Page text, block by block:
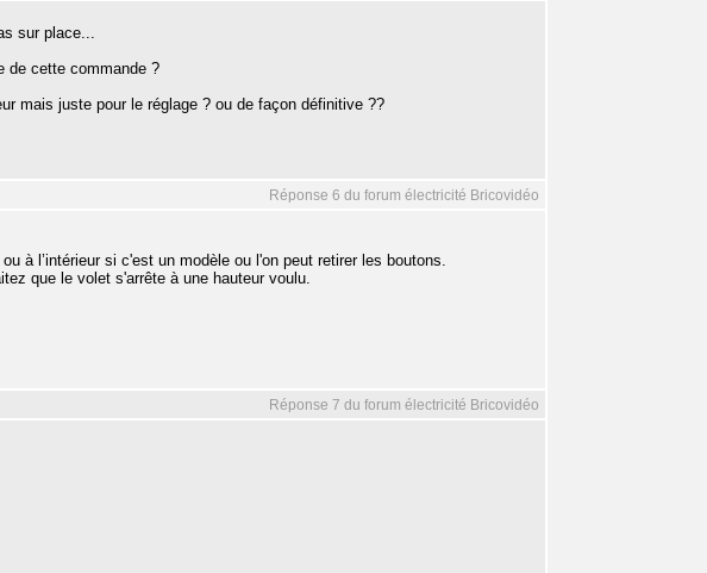
sur place...
de cette commande ?
mais juste pour le réglage ? ou de façon définitive ??
Réponse 6 du forum électricité Bricovidéo
à l’intérieur si c'est un modèle ou l'on peut retirer les boutons.
que le volet s'arrête à une hauteur voulu.
Réponse 7 du forum électricité Bricovidéo